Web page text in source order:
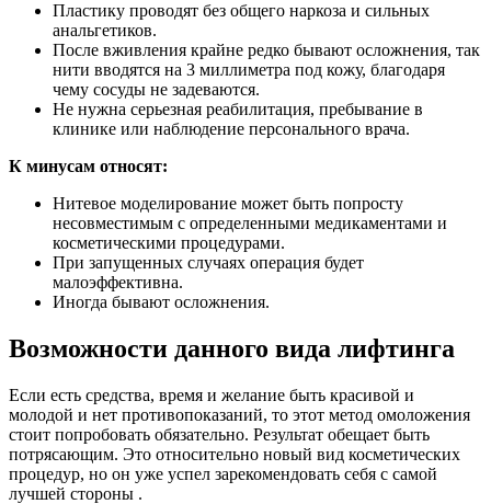
Пластику проводят без общего наркоза и сильных
анальгетиков.
После вживления крайне редко бывают осложнения, так
нити вводятся на 3 миллиметра под кожу, благодаря
чему сосуды не задеваются.
Не нужна серьезная реабилитация, пребывание в
клинике или наблюдение персонального врача.
К минусам относят:
Нитевое моделирование может быть попросту
несовместимым с определенными медикаментами и
косметическими процедурами.
При запущенных случаях операция будет
малоэффективна.
Иногда бывают осложнения.
Возможности данного вида лифтинга
Если есть средства, время и желание быть красивой и
молодой и нет противопоказаний, то этот метод омоложения
стоит попробовать обязательно. Результат обещает быть
потрясающим. Это относительно новый вид косметических
процедур, но он уже успел зарекомендовать себя с самой
лучшей стороны .